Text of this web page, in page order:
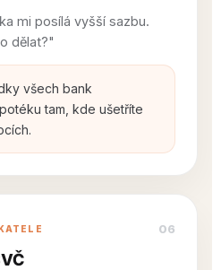
mi posílá vyšší sazbu.
dělat?"
všech bank
tam, kde ušetříte
06